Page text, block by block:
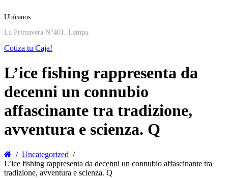
Ubícanos
La Primavera N°401, Lampa.
Cotiza tu Caja!
L’ice fishing rappresenta da
decenni un connubio
affascinante tra tradizione,
avventura e scienza. Q
Uncategorized
L’ice fishing rappresenta da decenni un connubio affascinante tra
tradizione, avventura e scienza. Q